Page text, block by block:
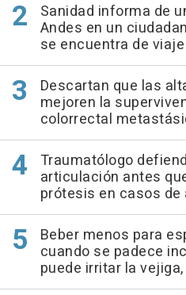
Sanidad informa de
Andes en un
se encuentra de
Descartan que las
mejoren la
colorrectal
Traumatólogo
articulación antes
prótesis en casos
Beber menos para
cuando se padece
puede irritar la